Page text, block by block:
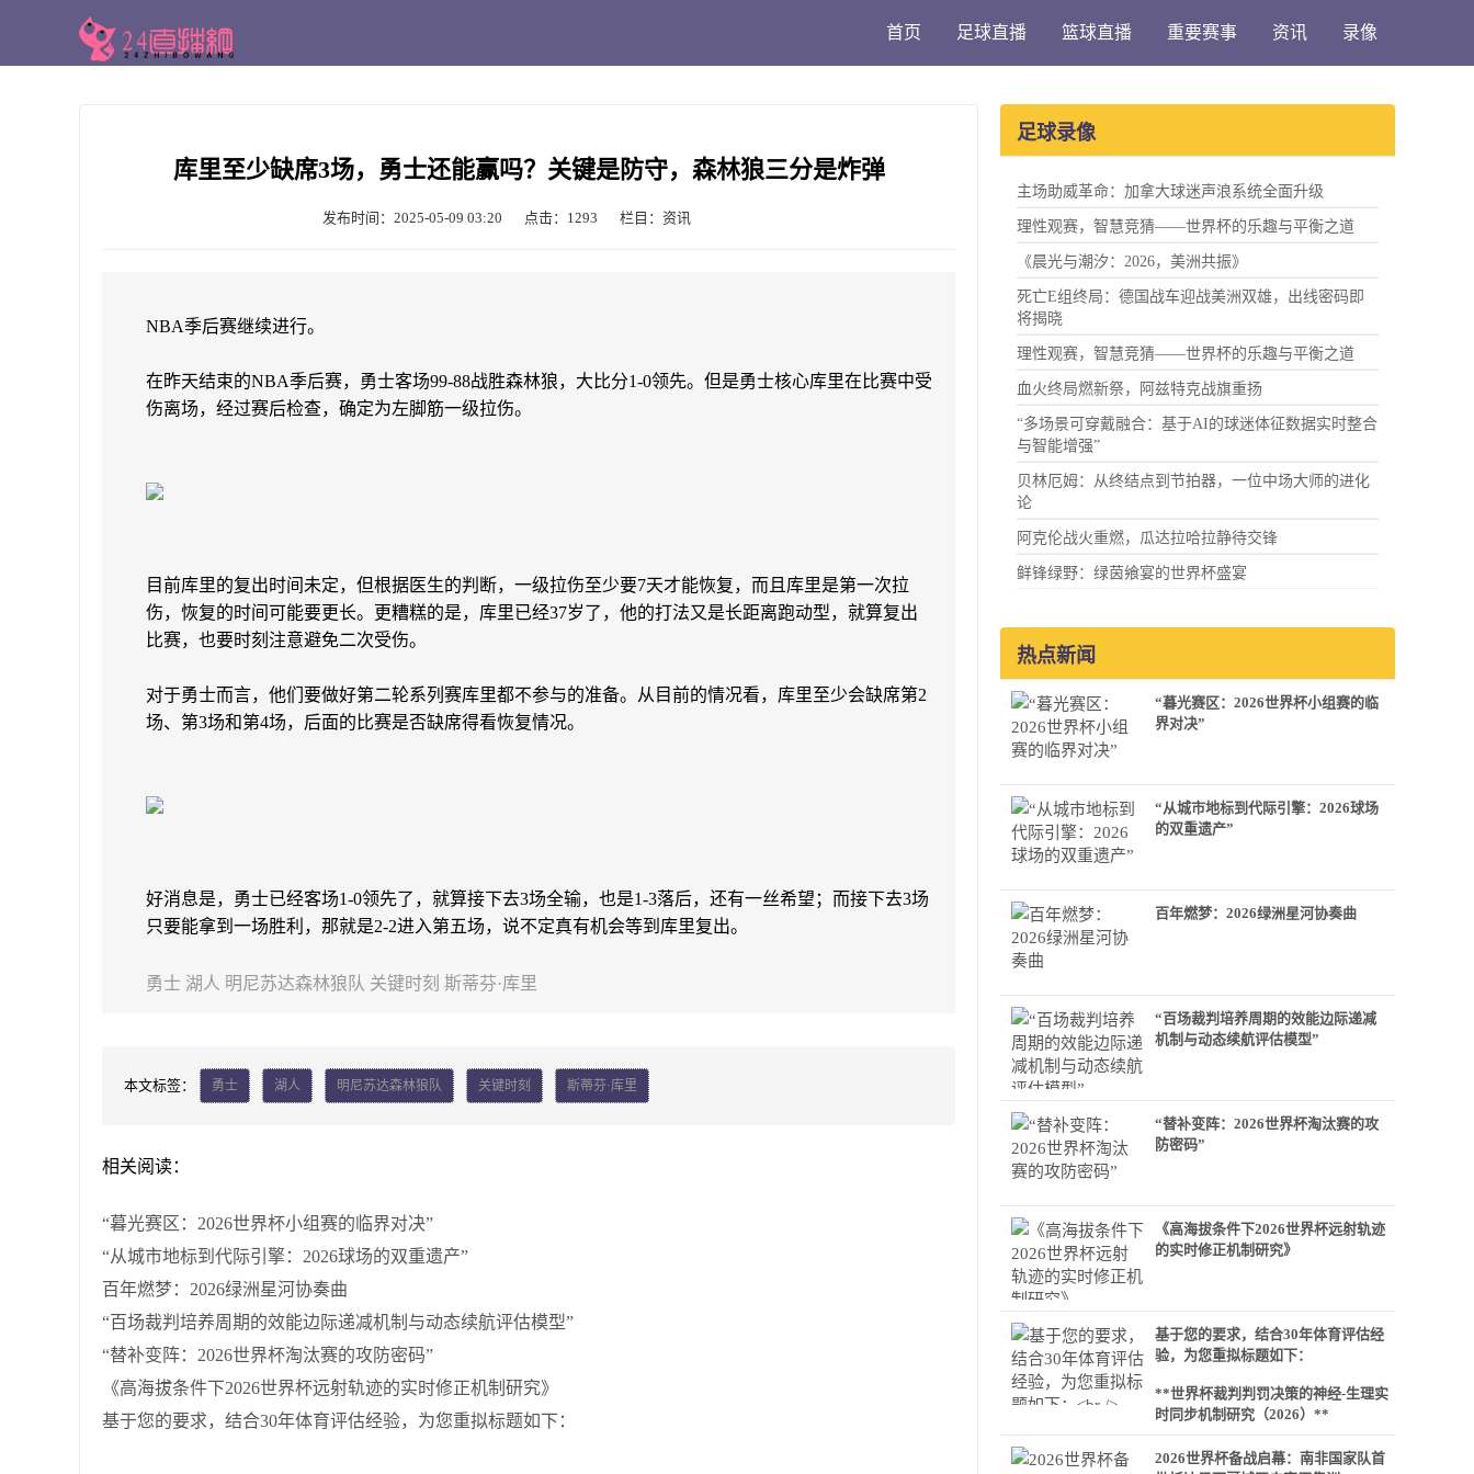
首页 足球直播 篮球直播 重要赛事 资讯 录像
库里至少缺席3场，勇士还能赢吗？关键是防守，森林狼三分是炸弹
发布时间：2025-05-09 03:20 点击：1293 栏目：资讯
NBA季后赛继续进行。
在昨天结束的NBA季后赛，勇士客场99-88战胜森林狼，大比分1-0领先。但是勇士核心库里在比赛中受
伤离场，经过赛后检查，确定为左脚筋一级拉伤。
目前库里的复出时间未定，但根据医生的判断，一级拉伤至少要7天才能恢复，而且库里是第一次拉
伤，恢复的时间可能要更长。更糟糕的是，库里已经37岁了，他的打法又是长距离跑动型，就算复出
比赛，也要时刻注意避免二次受伤。
对于勇士而言，他们要做好第二轮系列赛库里都不参与的准备。从目前的情况看，库里至少会缺席第2
场、第3场和第4场，后面的比赛是否缺席得看恢复情况。
好消息是，勇士已经客场1-0领先了，就算接下去3场全输，也是1-3落后，还有一丝希望；而接下去3场
只要能拿到一场胜利，那就是2-2进入第五场，说不定真有机会等到库里复出。
勇士 湖人 明尼苏达森林狼队 关键时刻 斯蒂芬·库里
本文标签： 勇士 湖人 明尼苏达森林狼队 关键时刻 斯蒂芬·库里
相关阅读：
“暮光赛区：2026世界杯小组赛的临界对决”
“从城市地标到代际引擎：2026球场的双重遗产”
百年燃梦：2026绿洲星河协奏曲
“百场裁判培养周期的效能边际递减机制与动态续航评估模型”
“替补变阵：2026世界杯淘汰赛的攻防密码”
《高海拔条件下2026世界杯远射轨迹的实时修正机制研究》
基于您的要求，结合30年体育评估经验，为您重拟标题如下：
足球录像
主场助威革命：加拿大球迷声浪系统全面升级
理性观赛，智慧竞猜——世界杯的乐趣与平衡之道
《晨光与潮汐：2026，美洲共振》
死亡E组终局：德国战车迎战美洲双雄，出线密码即
将揭晓
理性观赛，智慧竞猜——世界杯的乐趣与平衡之道
血火终局燃新祭，阿兹特克战旗重扬
“多场景可穿戴融合：基于AI的球迷体征数据实时整合
与智能增强”
贝林厄姆：从终结点到节拍器，一位中场大师的进化
论
阿克伦战火重燃，瓜达拉哈拉静待交锋
鲜锋绿野：绿茵飨宴的世界杯盛宴
热点新闻
“暮光赛区：2026世界杯小组赛的临
界对决”
“从城市地标到代际引擎：2026球场
的双重遗产”
百年燃梦：2026绿洲星河协奏曲
“百场裁判培养周期的效能边际递减
机制与动态续航评估模型”
“替补变阵：2026世界杯淘汰赛的攻
防密码”
《高海拔条件下2026世界杯远射轨迹
的实时修正机制研究》
基于您的要求，结合30年体育评估经
验，为您重拟标题如下：
**世界杯裁判判罚决策的神经-生理实
时同步机制研究（2026）**
2026世界杯备战启幕：南非国家队首